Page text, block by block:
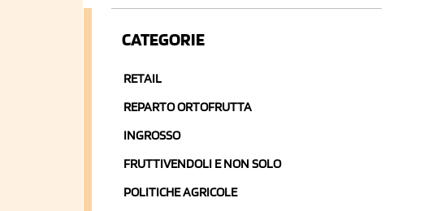
CATEGORIE
RETAIL
REPARTO ORTOFRUTTA
INGROSSO
FRUTTIVENDOLI E NON SOLO
POLITICHE AGRICOLE